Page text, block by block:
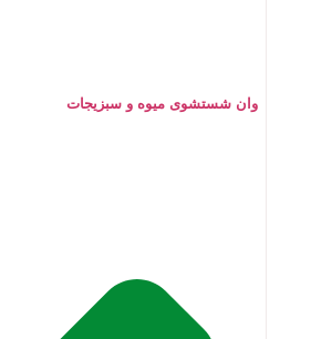
وان شستشوی میوه و سبزیجات